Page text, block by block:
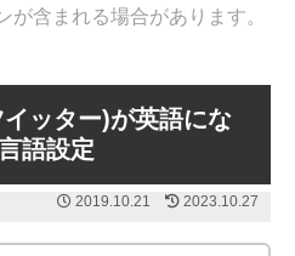
が含まれる場合があります。
ッター)が英語にな
語設定
2019.10.21 2023.10.27